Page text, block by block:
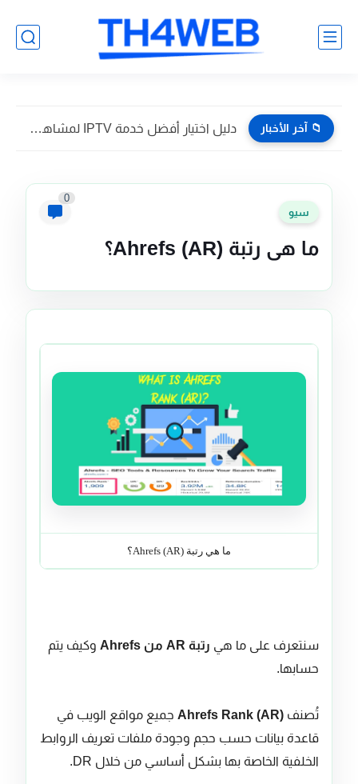
📁 آخر الأخبار دليل اختيار أفضل خدمة IPTV لمشاهدة القنوات بدون تقطيع
سيو
0
ما هي رتبة Ahrefs (AR)؟
ما هي رتبة Ahrefs (AR)؟
سنتعرف على ما هي رتبة AR من Ahrefs
وكيف يتم
حسابها.
تُصنف Ahrefs Rank (AR) جميع مواقع الويب في
قاعدة بيانات حسب حجم وجودة ملفات تعريف الروابط
الخلفية الخاصة بها بشكل أساسي من خلال DR.